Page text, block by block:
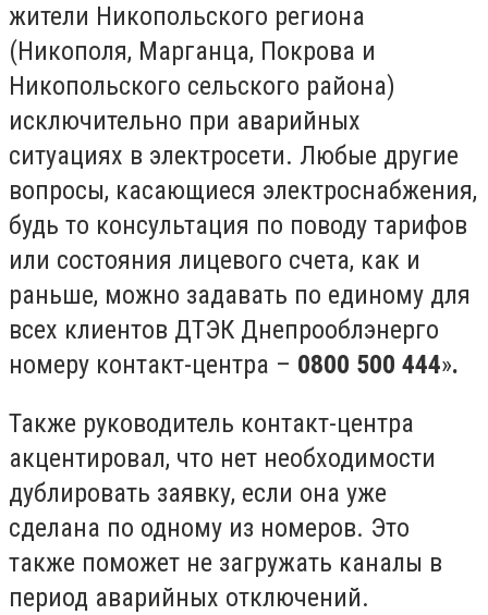
жители Никопольского региона
(Никополя, Марганца, Покрова и
Никопольского сельского района)
исключительно при аварийных
ситуациях в электросети. Любые другие
вопросы, касающиеся электроснабжения,
будь то консультация по поводу тарифов
или состояния лицевого счета, как и
раньше, можно задавать по единому для
всех клиентов ДТЭК Днепрооблэнерго
номеру контакт-центра – 0800 500 444».
Также руководитель контакт-центра
акцентировал, что нет необходимости
дублировать заявку, если она уже
сделана по одному из номеров. Это
также поможет не загружать каналы в
период аварийных отключений.